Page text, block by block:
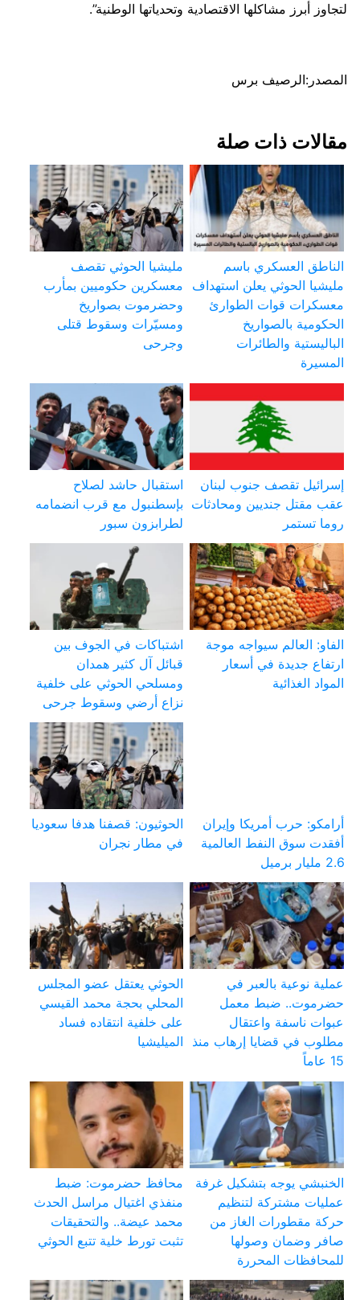
لتجاوز أبرز مشاكلها الاقتصادية وتحدياتها الوطنية”.
المصدر:الرصيف برس
مقالات ذات صلة
الناطق العسكري باسم
مليشيا الحوثي يعلن استهداف
معسكرات قوات الطوارئ
الحكومية بالصواريخ
الباليستية والطائرات
المسيرة
مليشيا الحوثي تقصف
معسكرين حكوميين بمأرب
وحضرموت بصواريخ
ومسيّرات وسقوط قتلى
وجرحى
إسرائيل تقصف جنوب لبنان
عقب مقتل جنديين ومحادثات
روما تستمر
استقبال حاشد لصلاح
بإسطنبول مع قرب انضمامه
لطرابزون سبور
الفاو: العالم سيواجه موجة
ارتفاع جديدة في أسعار
المواد الغذائية
اشتباكات في الجوف بين
قبائل آل كثير همدان
ومسلحي الحوثي على خلفية
نزاع أرضي وسقوط جرحى
أرامكو: حرب أمريكا وإيران
أفقدت سوق النفط العالمية
2.6 مليار برميل
الحوثيون: قصفنا هدفا سعوديا
في مطار نجران
عملية نوعية بالعبر في
حضرموت.. ضبط معمل
عبوات ناسفة واعتقال
مطلوب في قضايا إرهاب منذ
15 عاماً
الحوثي يعتقل عضو المجلس
المحلي بحجة محمد القيسي
على خلفية انتقاده فساد
الميليشيا
الخنبشي يوجه بتشكيل غرفة
عمليات مشتركة لتنظيم
حركة مقطورات الغاز من
صافر وضمان وصولها
للمحافظات المحررة
محافظ حضرموت: ضبط
منفذي اغتيال مراسل الحدث
محمد عيضة.. والتحقيقات
تثبت تورط خلية تتبع الحوثي